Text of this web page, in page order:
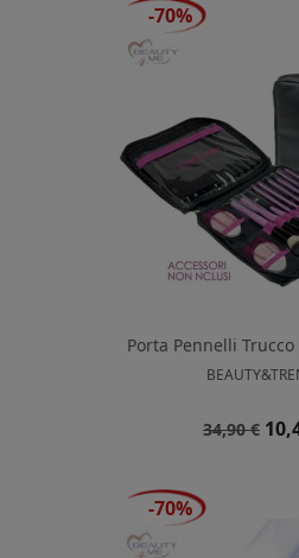
Porta Pennelli
Prezzo
34,90 €
-70%
-70%